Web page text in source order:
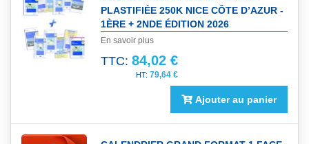
PLASTIFIÉE 250K NICE CÔTE D’AZUR -
1ÈRE + 2NDE ÉDITION 2026
En savoir plus
TTC: 84,02 €
79,64 €
Ajouter au panier